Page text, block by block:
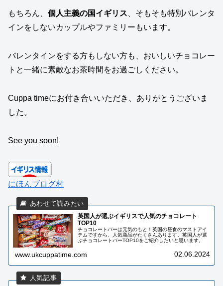
もちろん、 個人主義の国イギリス 、そもそも特別バレンタ
インをしないカップルやファミリーもいます。
バレンタインをする方もしない方も、おいしいチョコレー
トと一緒に素敵なお茶時間をお過ごしください。
Cuppa timeにお付き合いいただき、ありがとうございま
した。
See you soon!
にほんブログ村
英国人が選ぶイギリスで人気のチョコレート
TOP10
チョコレートバーは元気のもと！英国の昼食のマストアイ
テムですから、人気商品がたくさんあります。英国人が選
ぶチョコレートバーTOP10をご紹介したいと思います。
www.ukcuppatime.com 02.06.2024